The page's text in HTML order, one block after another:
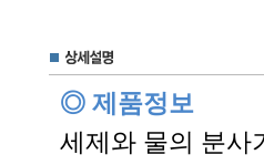
◎ 제품정보
세제와 물의 분사